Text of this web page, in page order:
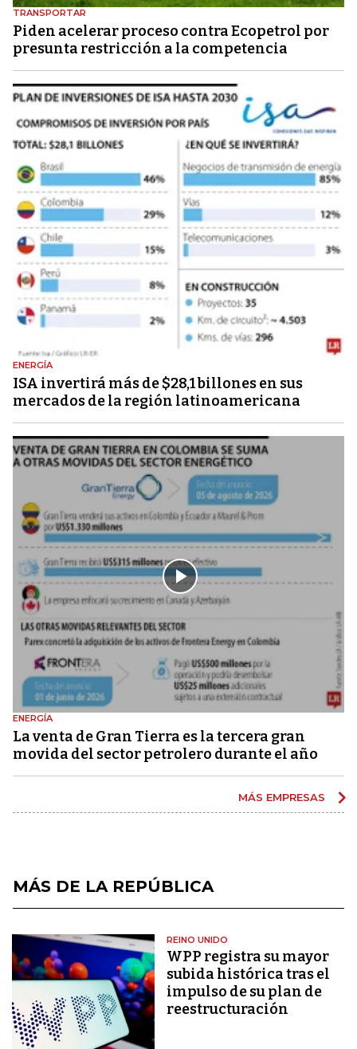
TRANSPORTAR
Piden acelerar proceso contra Ecopetrol por
presunta restricción a la competencia
ENERGÍA
ISA invertirá más de $28,1 billones en sus
mercados de la región latinoamericana
ENERGÍA
La venta de Gran Tierra es la tercera gran
movida del sector petrolero durante el año
MÁS EMPRESAS
MÁS DE LA REPÚBLICA
REINO UNIDO
WPP registra su mayor
subida histórica tras el
impulso de su plan de
reestructuración